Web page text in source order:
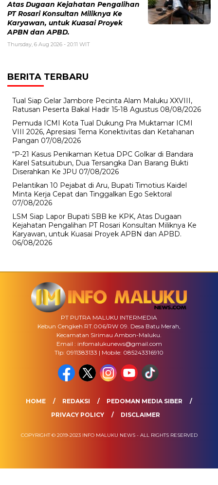
Atas Dugaan Kejahatan Pengalihan
PT Rosari Konsultan Miliknya Ke
Karyawan, untuk Kuasai Proyek
APBN dan APBD.
Thursday, 6 Aug 2026 - 20:11 WIT
BERITA TERBARU
Tual Siap Gelar Jambore Pecinta Alam Maluku XXVIII,
Ratusan Peserta Bakal Hadir 15-18 Agustus 08/08/2026
Pemuda ICMI Kota Tual Dukung Pra Muktamar ICMI
VIII 2026, Apresiasi Tema Konektivitas dan Ketahanan
Pangan 07/08/2026
“P-21 Kasus Penikaman Ketua DPC Golkar di Bandara
Karel Satsuitubun, Dua Tersangka Dan Barang Bukti
Diserahkan Ke JPU 07/08/2026
Pelantikan 10 Pejabat di Aru, Bupati Timotius Kaidel
Minta Kerja Cepat dan Tinggalkan Ego Sektoral
07/08/2026
LSM Siap Lapor Bupati SBB ke KPK, Atas Dugaan
Kejahatan Pengalihan PT Rosari Konsultan Miliknya Ke
Karyawan, untuk Kuasai Proyek APBN dan APBD.
06/08/2026
PT PUTRA MALUKU INTERMEDIA
Kebun Cengkeh RT.006/RW 09. Desa Batu Merah,
Kecamatan Sirimau Ambon-Maluku.
Email : infomalukunews@gmail.com
Tlp: 0911383133 | Mobile: 085243316910
HOME REDAKSI
PEDOMAN MEDIA SIBER
PRIVACY POLICY
DISCLAIMER
COPYRIGHT © 2019-2023 INFO MALUKU NEWS - ALL RIGHTS RESERVED